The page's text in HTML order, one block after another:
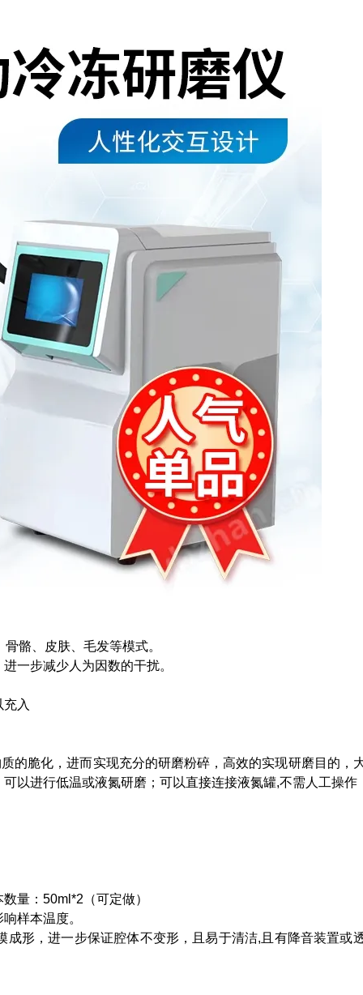
骼、皮肤、毛发等模式。
一步减少人为因数的干扰。
入
的脆化，进而实现充分的研磨粉碎，高效的实现研磨目的，
以进行低温或液氮研磨；可以直接连接液氮罐,不需人工操作
量：50ml*2（可定做）
样本温度。
形，进一步保证腔体不变形，且易于清洁,且有降音装置或